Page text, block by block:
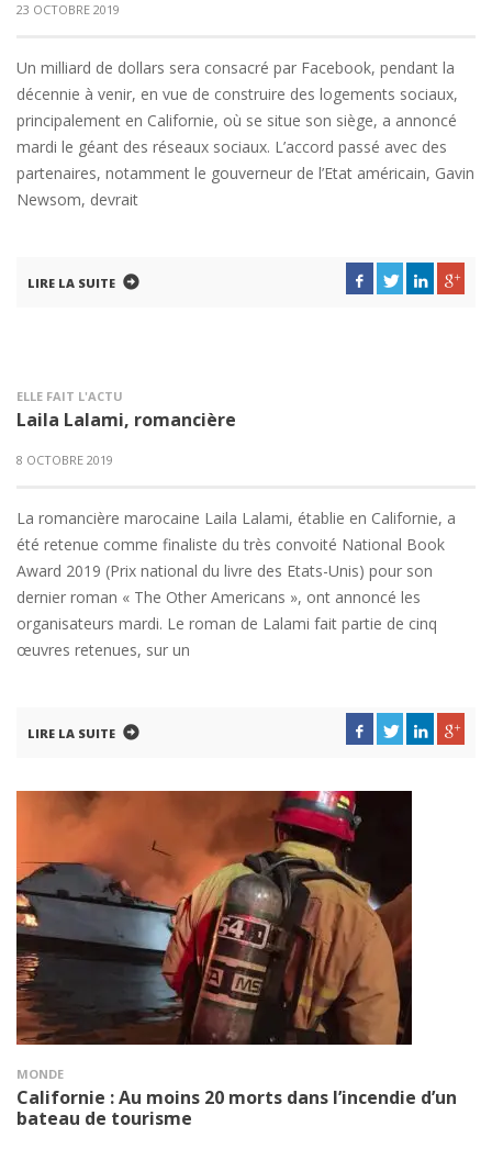
23 OCTOBRE 2019
Un milliard de dollars sera consacré par Facebook, pendant la
décennie à venir, en vue de construire des logements sociaux,
principalement en Californie, où se situe son siège, a annoncé
mardi le géant des réseaux sociaux. L’accord passé avec des
partenaires, notamment le gouverneur de l’Etat américain, Gavin
Newsom, devrait
LIRE LA SUITE
ELLE FAIT L'ACTU
Laila Lalami, romancière
8 OCTOBRE 2019
La romancière marocaine Laila Lalami, établie en Californie, a
été retenue comme finaliste du très convoité National Book
Award 2019 (Prix national du livre des Etats-Unis) pour son
dernier roman « The Other Americans », ont annoncé les
organisateurs mardi. Le roman de Lalami fait partie de cinq
œuvres retenues, sur un
LIRE LA SUITE
MONDE
Californie : Au moins 20 morts dans l’incendie d’un
bateau de tourisme